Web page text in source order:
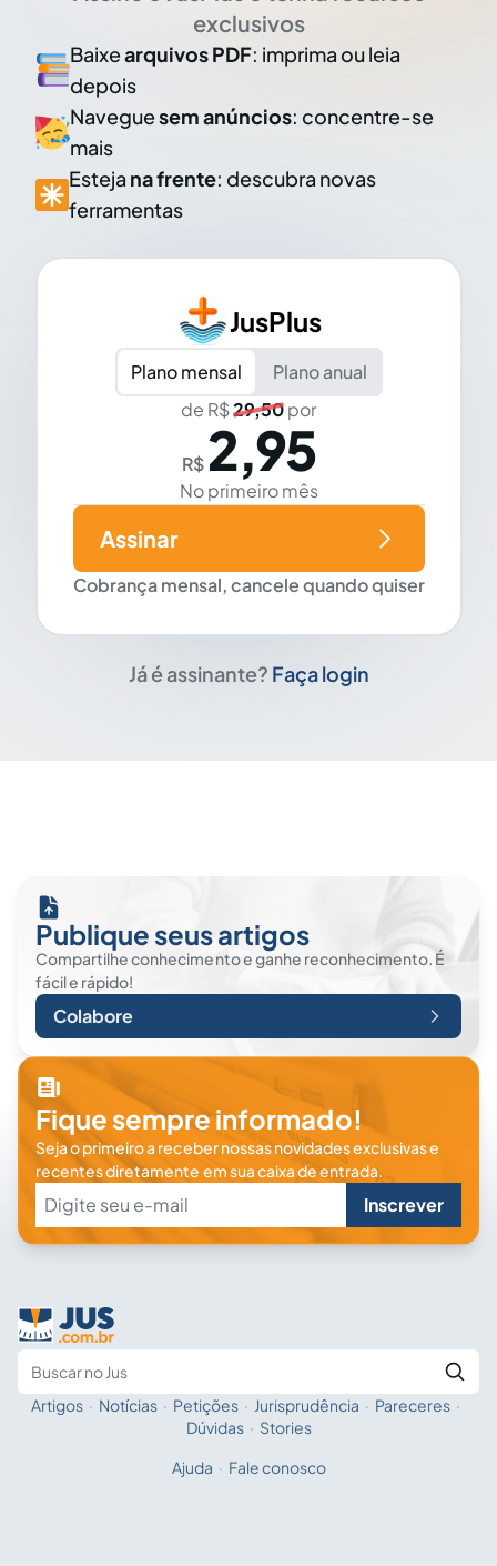
exclusivos
Baixearquivos PDF: imprima ou leia
depois
Naveguesem anúncios: concentre-se
mais
Esteja na frente: descubra novas
ferramentas
JusPlus
Plano mensal
Plano anual
de R$29,50por
R$ 2,95
No primeiro mês
Cobrança mensal, cancele quando quiser
Assinar
Já é assinante? Faça login
Publique seus artigos
Compartilhe conhecimento e ganhe reconhecimento. É
fácil e rápido!
Colabore
Fique sempre informado!
Seja o primeiro a receber nossas novidades exclusivas e
recentes diretamente em sua caixa de entrada.
Inscrever
Fale com a IA
Artigos · Notícias · Petições · Jurisprudência · Pareceres ·
Dúvidas · Stories
Ajuda · Fale conosco